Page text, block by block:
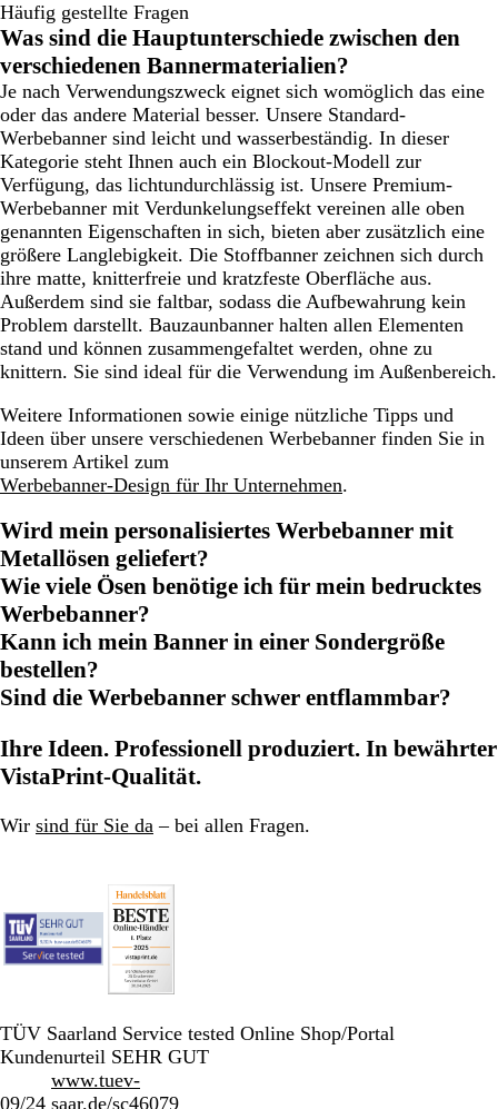
Häufig gestellte Fragen
Was sind die Hauptunterschiede zwischen den
verschiedenen Bannermaterialien?
Je nach Verwendungszweck eignet sich womöglich das eine
oder das andere Material besser. Unsere Standard-
Werbebanner sind leicht und wasserbeständig. In dieser
Kategorie steht Ihnen auch ein Blockout-Modell zur
Verfügung, das lichtundurchlässig ist. Unsere Premium-
Werbebanner mit Verdunkelungseffekt vereinen alle oben
genannten Eigenschaften in sich, bieten aber zusätzlich eine
größere Langlebigkeit. Die Stoffbanner zeichnen sich durch
ihre matte, knitterfreie und kratzfeste Oberfläche aus.
Außerdem sind sie faltbar, sodass die Aufbewahrung kein
Problem darstellt. Bauzaunbanner halten allen Elementen
stand und können zusammengefaltet werden, ohne zu
knittern. Sie sind ideal für die Verwendung im Außenbereich.
Weitere Informationen sowie einige nützliche Tipps und
Ideen über unsere verschiedenen Werbebanner finden Sie in
unserem Artikel zum
Werbebanner-Design für Ihr Unternehmen.
Wird mein personalisiertes Werbebanner mit
Metallösen geliefert?
Wie viele Ösen benötige ich für mein bedrucktes
Werbebanner?
Kann ich mein Banner in einer Sondergröße
bestellen?
Sind die Werbebanner schwer entflammbar?
Ihre Ideen. Professionell produziert. In bewährter
VistaPrint-Qualität.
Wir sind für Sie da – bei allen Fragen.
TÜV Saarland Service tested Online Shop/Portal
Kundenurteil SEHR GUT
09/24
www.tuev-
saar.de/sc46079